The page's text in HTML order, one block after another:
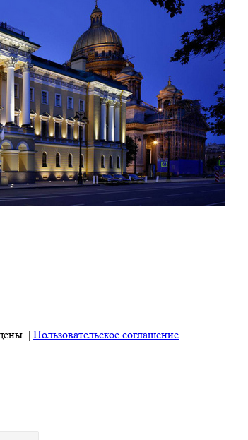
| Пользовательское соглашение